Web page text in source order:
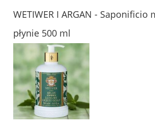
WETIWER I ARGAN - Saponificio
płynie 500 ml